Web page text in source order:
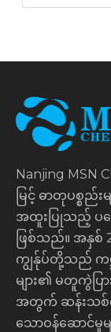
Nanjing
မြင့် ဓာတုပစ္စည်
အထူးပြုသည့် ပ
ဖြစ်သည်။ အနှစ်
ကျွန်ုပ်တို့သည် က
များ၏ မတူကွဲပ
အတွက် ဆန်းသစ်သ
သောဝန်ဆောင်မှု